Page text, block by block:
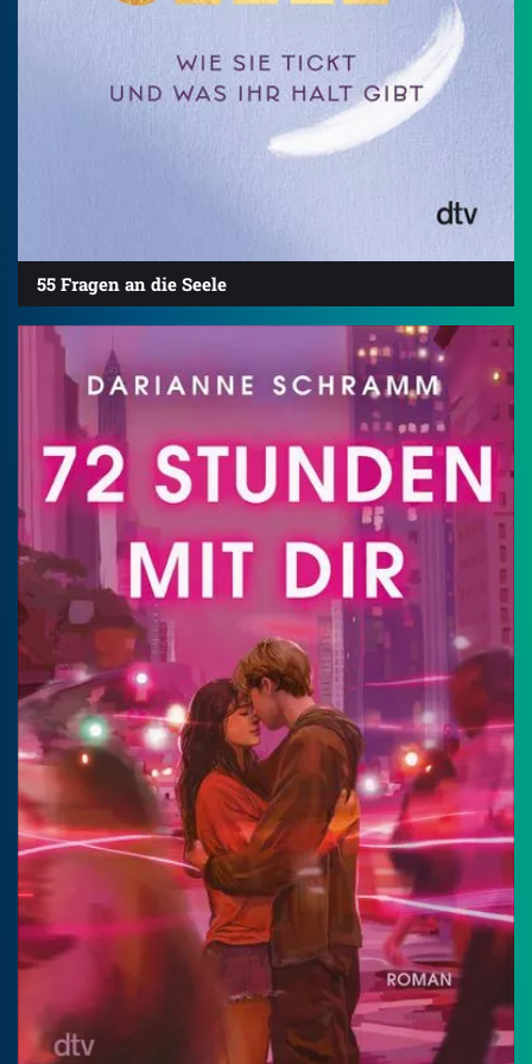
55 Fragen an die Seele